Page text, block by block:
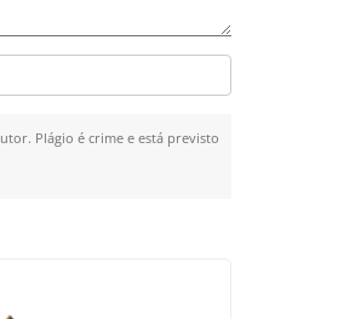
Plágio é crime e está previsto